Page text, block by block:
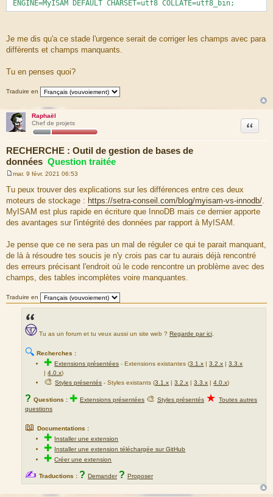
ENGINE=MyISAM DEFAULT CHARSET=utf8 COLLATE=utf8_bin;
Je me dis qu'a ce stade l'urgence serait de corriger les champs avec para
diffèrents et champs manquants.
Tu en penses quoi?
Traduire en
Raphaël
Chef de projets
RECHERCHE : Outil de gestion de bases de
données Question traitée
Citation
s
s
g
e
mar. 9 févr. 2021 06:53
Tu peux trouver des explications sur les différences entre ces deux
moteurs de stockage : https://setra-conseil.com/blog/myisam-vs-innodb/
MyISAM est plus rapide en écriture que InnoDB mais ce dernier apporte
des avantages sur l'intégrité des données par rapport à MyISAM.
Je pense que ce ne sera pas un mal de réguler ce qui te parait manquant,
de là à résoudre tes soucis je n'y crois pas car tu aurais déjà rencontré
des erreurs précisant l'endroit où le code rencontre un problème avec des
champs, des tables incomplètes voire manquantes.
Traduire en
Tu as un forum et tu veux aussi un site web ? Regarde par ici
🔍 Recherches :
✚Extensions présentées -Extensions existantes (3.1.x |3.2.x |3.3.x
|4.0.x)
🎨Styles présentés - Styles existants (3.1.x |3.2.x |3.3.x |4.0.x)
? Questions : ✚ Extensions présentées 🎨 Styles présentés ★ Toutes autres
questions
📖 Documentations :
✚ Installer une extension
✚ Installer une extension téléchargée sur GitHub
✚Créer une extension
✍ Traductions : ? Demander ? Proposer